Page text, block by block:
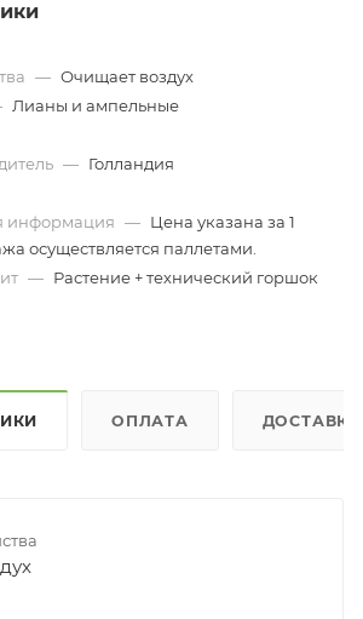
— Очищает воздух
Лианы и ампельные
— Голландия
информация — Цена указана за 1
осуществляется паллетами.
— Растение + технический горшок
ОПЛАТА ДОСТАВКА